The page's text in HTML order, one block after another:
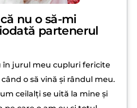
nu o să-mi
partenerul
în jurul meu cupluri fericite
o să vină și rândul meu.
ceilalți se uită la mine și